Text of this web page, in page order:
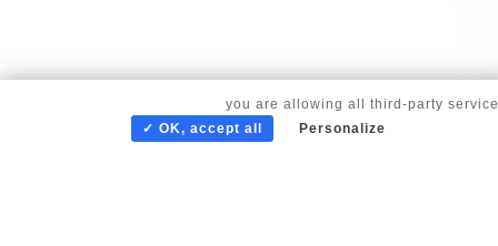
you are allowing all third-party
✓ OK, accept all
Personalize